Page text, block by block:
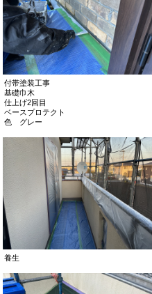
付帯塗装工事
基礎巾木
仕上げ１回目
ベースプロテクト
色 グレー
付帯塗装工事
仕上げ2回目
ベースプロテクト
色 グレー